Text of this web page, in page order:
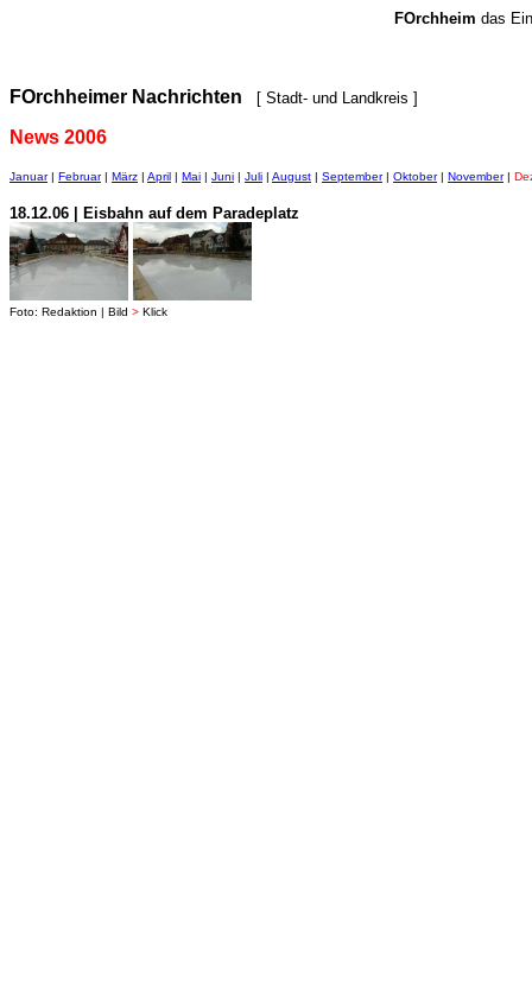
FOrchheim das
FOrchheimer Nachrichten [ Stadt- und Landkreis ]
News 2006
Januar| Februar| März | April | Mai | Juni | Juli | August | September| Oktober| November|
18.12.06 | Eisbahn auf dem Paradeplatz
Foto: Redaktion | Bild > Klick